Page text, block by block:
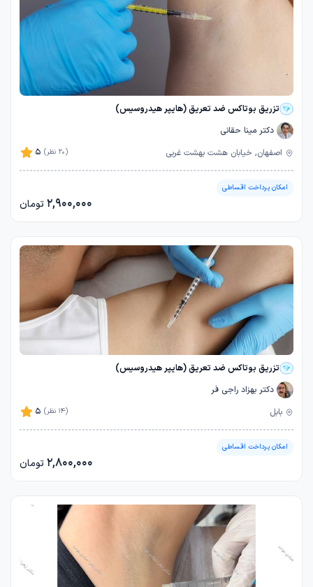
تزریق بوتاکس ضد تعریق (هایپر هیدروسیس)
دکتر مینا حقانی
5
(20 نظر) اصفهان, خیابان هشت بهشت غربی
امکان پرداخت اقساطی
2,900,000تومان
تزریق بوتاکس ضد تعریق (هایپر هیدروسیس)
دکتر بهزاد راجی فر
5
(14 نظر) بابل
امکان پرداخت اقساطی
2,800,000تومان